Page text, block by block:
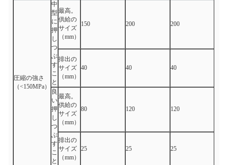
圧縮の強さ
（<150MPa）
中
型
に
押
し
つ
ぶ
す
こ
と
最高。
供給の
サイズ
（mm）
150 200 200
排出の
サイズ
（mm）
40 40 40
良
い
押
し
つ
ぶ
す
こ
と
最高。
供給の
サイズ
（mm）
80 120 120
排出の
サイズ
（mm）
25 25 25